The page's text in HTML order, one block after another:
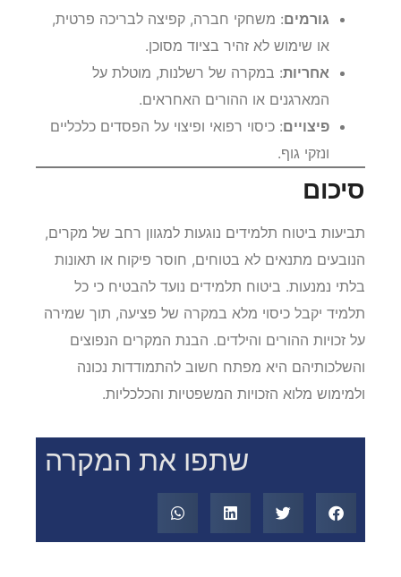
גורמים: משחקי חברה, קפיצה לבריכה פרטית,
או שימוש לא זהיר בציוד מסוכן.
אחריות: במקרה של רשלנות, מוטלת על
המארגנים או ההורים האחראים.
פיצויים: כיסוי רפואי ופיצוי על הפסדים כלכליים
ונזקי גוף.
סיכום
תביעות ביטוח תלמידים נוגעות למגוון רחב של מקרים,
הנובעים מתנאים לא בטוחים, חוסר פיקוח או תאונות
בלתי נמנעות. ביטוח תלמידים נועד להבטיח כי כל
תלמיד יקבל כיסוי מלא במקרה של פציעה, תוך שמירה
על זכויות ההורים והילדים. הבנת המקרים הנפוצים
והשלכותיהם היא מפתח חשוב להתמודדות נכונה
ולמימוש מלוא הזכויות המשפטיות והכלכליות.
שתפו את המקרה